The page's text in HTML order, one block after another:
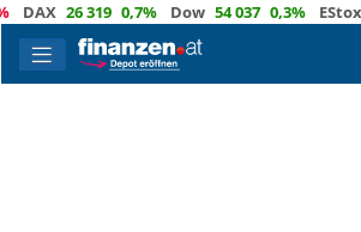
26 319 0,7% Dow 54 037 0,3% EStoxx50